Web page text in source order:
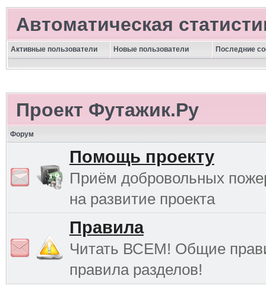
Автоматическая
Активные пользователи Новые пользователи Последние
Проект Футажик.Ру
Форум
Помощь проекту
Приём добровольных
на развитие проекта
Правила
Читать ВСЕМ! Общие
правила разделов!